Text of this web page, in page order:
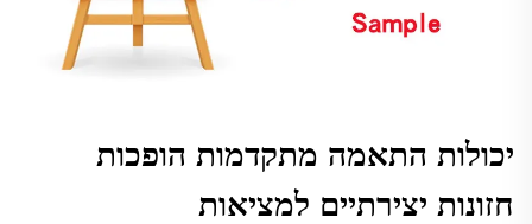
יכולות התאמה מתקדמות הופכות
חזונות יצירתיים למציאות